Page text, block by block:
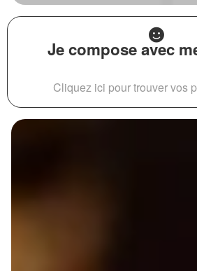
Je compose avec
Cliquez ici pour trouver vos